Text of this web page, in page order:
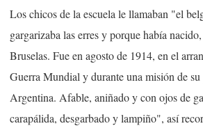
Los chicos de la escuela le llamaban "el
gargarizaba las erres y porque había
Bruselas. Fue en agosto de 1914, en el
Guerra Mundial y durante una misión de su
Argentina. Afable, aniñado y con ojos de
carapálida, desgarbado y lampiño", así